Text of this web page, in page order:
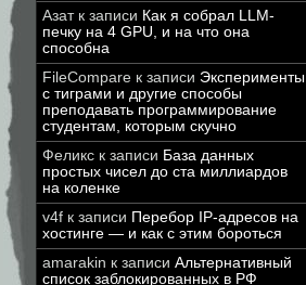
Азатк записи Как я собрал LLM-
печку на 4 GPU, и на что она
способна
FileCompare к записи Эксперименты
с тиграми и другие способы
преподавать программирование
студентам, которым скучно
Феликс к записи База данных
простых чисел до ста миллиардов
на коленке
v4f к записи Перебор IP-адресов на
хостинге — и как с этим бороться
amarakin к записи Альтернативный
список заблокированных в РФ